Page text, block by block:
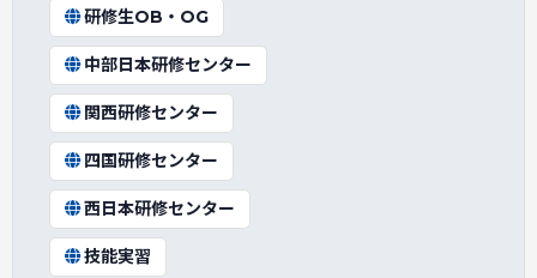
研修生OB・OG
中部日本研修センター
関西研修センター
四国研修センター
西日本研修センター
技能実習